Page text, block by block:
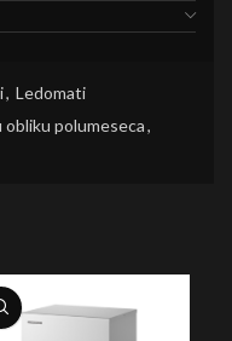
, Ledomati
obliku polumeseca,